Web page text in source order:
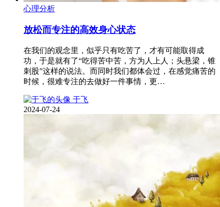
心理分析
放松而专注的高效身心状态
在我们的观念里，似乎只有吃苦了，才有可能取得成
功，于是就有了“吃得苦中苦，方为人上人；头悬梁，锥
刺股”这样的说法。而同时我们都体会过，在感觉痛苦的
时候，很难专注的去做好一件事情，更…
于飞
2024-07-24